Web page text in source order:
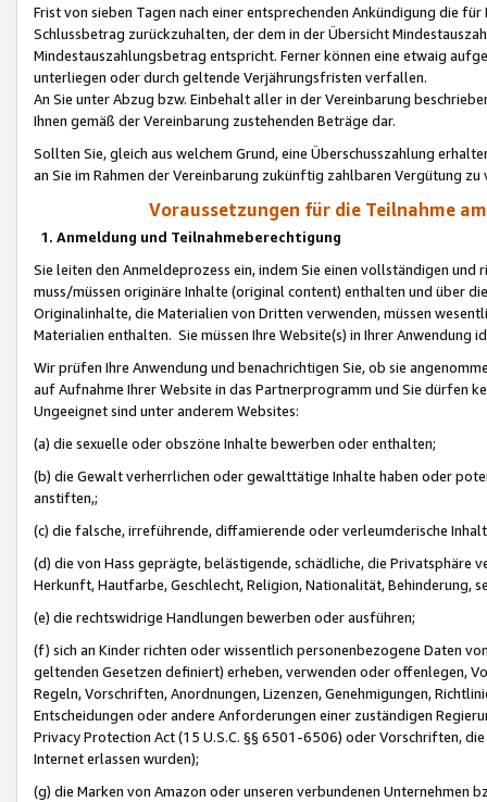
Frist von sieben Tagen nach einer entsprechenden Ankündigung die
Schlussbetrag zurückzuhalten, der dem in der Übersicht
Mindestauszahlungsbetrag entspricht. Ferner können eine etwaig
unterliegen oder durch geltende Verjährungsfristen verfallen.
An Sie unter Abzug bzw. Einbehalt aller in der Vereinbarung
Ihnen gemäß der Vereinbarung zustehenden Beträge dar.
Sollten Sie, gleich aus welchem Grund, eine Überschusszahlung
an Sie im Rahmen der Vereinbarung zukünftig zahlbaren Vergütung zu
Voraussetzungen für die Teilnahme
1. Anmeldung und Teilnahmeberechtigung
Sie leiten den Anmeldeprozess ein, indem Sie einen vollständigen
muss/müssen originäre Inhalte (original content) enthalten und über
Originalinhalte, die Materialien von Dritten verwenden, müssen
Materialien enthalten. Sie müssen Ihre Website(s) in Ihrer Anwendung
Wir prüfen Ihre Anwendung und benachrichtigen Sie, ob sie
auf Aufnahme Ihrer Website in das Partnerprogramm und Sie dürfen
Ungeeignet sind unter anderem Websites:
(a) die sexuelle oder obszöne Inhalte bewerben oder enthalten;
(b) die Gewalt verherrlichen oder gewalttätige Inhalte haben oder
anstiften,;
(c) die falsche, irreführende, diffamierende oder verleumderische
(d) die von Hass geprägte, belästigende, schädliche, die Privatsphäre
Herkunft, Hautfarbe, Geschlecht, Religion, Nationalität, Behinderung,
(e) die rechtswidrige Handlungen bewerben oder ausführen;
(f) sich an Kinder richten oder wissentlich personenbezogene Daten
geltenden Gesetzen definiert) erheben, verwenden oder offenlegen,
Regeln, Vorschriften, Anordnungen, Lizenzen, Genehmigungen,
Entscheidungen oder andere Anforderungen einer zuständigen
Privacy Protection Act (15 U.S.C. §§ 6501-6506) oder Vorschriften,
Internet erlassen wurden);
(g) die Marken von Amazon oder unseren verbundenen Unternehmen